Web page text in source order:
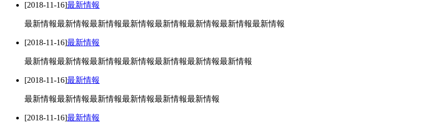
[2018-11-16]最新情報
最新情報最新情報最新情報最新情報最新情報最新情報最新情報最新情報
[2018-11-16]最新情報
最新情報最新情報最新情報最新情報最新情報最新情報最新情報
[2018-11-16]最新情報
最新情報最新情報最新情報最新情報最新情報最新情報
[2018-11-16]最新情報